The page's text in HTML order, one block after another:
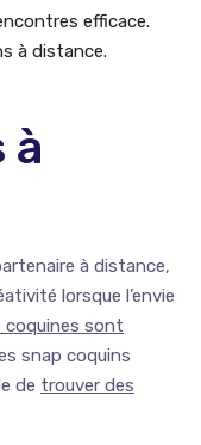
efficace.
à distance.
à
à distance,
lorsque l’envie
coquines sont
snap coquins
de trouver des